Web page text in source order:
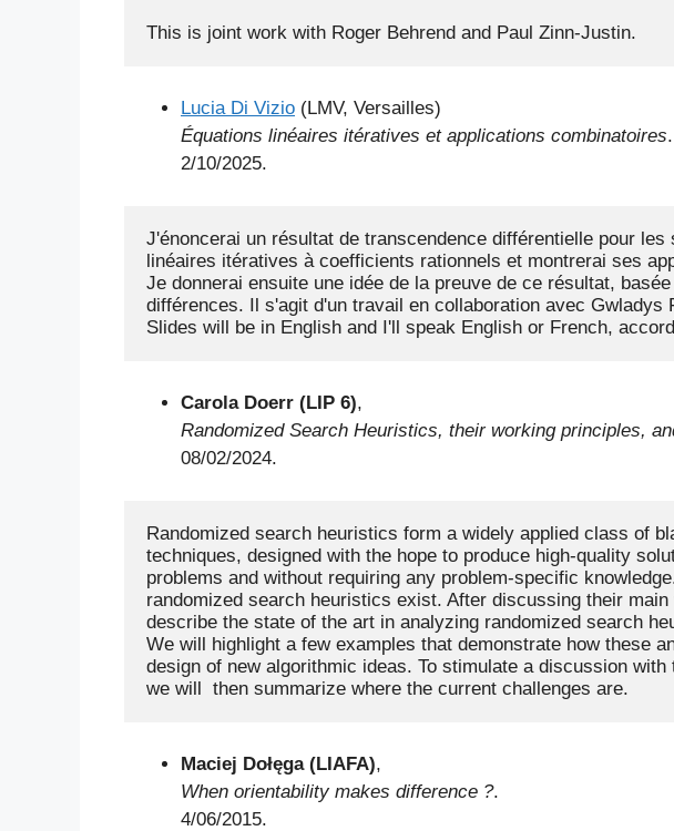
This is joint work with Roger Behrend and Paul Zinn-Justin.
Lucia Di Vizio (LMV, Versailles)
Équations linéaires itératives et applications combinatoires.
2/10/2025.
J'énoncerai un résultat de transcendence différentielle pour les
linéaires itératives à coefficients rationnels et montrerai ses
Je donnerai ensuite une idée de la preuve de ce résultat,
différences. Il s'agit d'un travail en collaboration avec Gwladys
Carola Doerr (LIP 6),
Randomized Search Heuristics, their working principles,
08/02/2024.
Randomized search heuristics form a widely applied class of
techniques, designed with the hope to produce high-quality
problems and without requiring any problem-specific
randomized search heuristics exist. After discussing their
describe the state of the art in analyzing randomized search
We will highlight a few examples that demonstrate how these
design of new algorithmic ideas. To stimulate a discussion
Maciej Dołęga (LIAFA),
When orientability makes difference ?.
4/06/2015.